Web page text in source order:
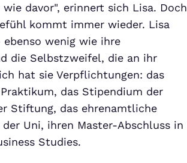
davor", erinnert sich Lisa. Doch
kommt immer wieder. Lisa
wenig wie ihre
die Selbstzweifel, die an ihr
hat sie Verpflichtungen: das
das Stipendium der
Stiftung, das ehrenamtliche
der Uni, ihren Master-Abschluss in
Studies.